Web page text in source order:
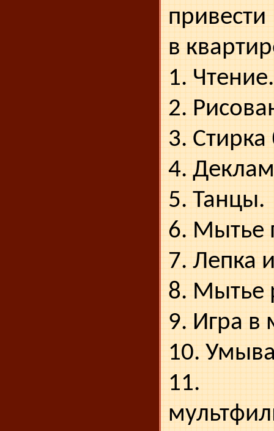
в
1. Чтение.
2.
3. Стирка
4.
5. Танцы.
6. Мытье
7. Лепка
8. Мытье
9. Игра в
10.
11.